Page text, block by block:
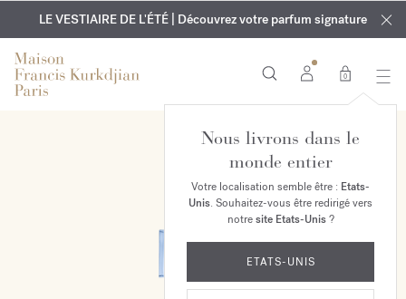
EXCLUSIF | Découvrez le nouveau parfum OUD
velvet mood
dans votre commande*
GRAVURE OFFERTE | Sur tous les parfums et huiles pour le
corps jusqu'au 9 août
LE VESTIAIRE DE L'ÉTÉ | Découvrez votre parfum signature
0
Nous livrons dans le
monde entier
Votre localisation semble être : Etats-
Unis. Souhaitez-vous être redirigé vers
notresite Etats-Unis?
ETATS-UNIS